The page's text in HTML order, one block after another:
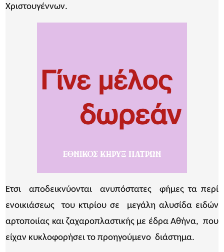
Χριστουγέννων.
Ετσι αποδεικνύονται ανυπόστατες φήμες τα περί
ενοικιάσεως του κτιρίου σε μεγάλη αλυσίδα ειδών
αρτοποιίας και ζαχαροπλαστικής με έδρα Αθήνα, που
είχαν κυκλοφορήσει το προηγούμενο διάστημα.